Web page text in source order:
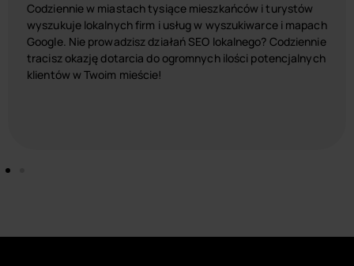
Codziennie w miastach tysiące mieszkańców i turystów
wyszukuje lokalnych firm i usług w wyszukiwarce i mapach
Google. Nie prowadzisz działań SEO lokalnego? Codziennie
tracisz okazję dotarcia do ogromnych ilości potencjalnych
klientów w Twoim mieście!